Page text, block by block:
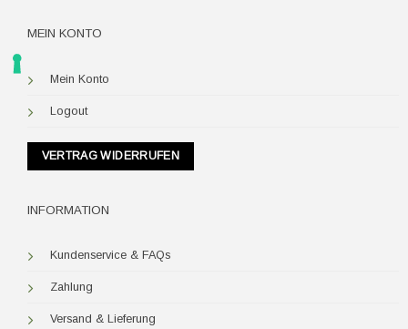
MEIN KONTO
Mein Konto
Logout
VERTRAG WIDERRUFEN
INFORMATION
Kundenservice & FAQs
Zahlung
Versand & Lieferung